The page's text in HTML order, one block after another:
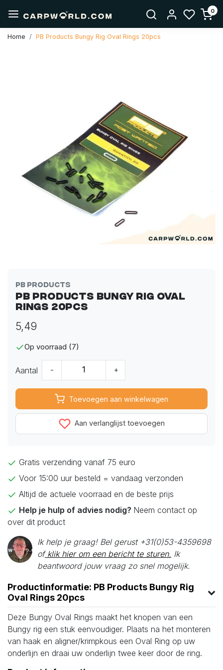
0
Home PB Products Bungy Rig Oval Rings 20pcs
PB Products
PB Products Bungy Rig Oval
Rings 20pcs
5,49
Op voorraad (7)
Aantal - +
Toevoegen aan winkelwagen
Aan verlanglijst toevoegen
Gratis verzending vanaf 75 euro
Voor 15:00 uur besteld = vandaag verzonden
Altijd de actuele voorraad en de beste prijs
Help je hulp of advies nodig? Neem contact op
over dit product
Ik help je graag! Bel gerust +31(0)53-4359698
ofklik hier om een bericht te sturen. Ik
beantwoord jouw vraag zo snel mogelijk.
Productinformatie: PB Products Bungy Rig
Oval Rings 20pcs
Deze Bungy Oval Rings maakt het knopen van een
Bungy rig een stuk eenvoudiger. Plaats na het monteren
van haak en aligner/krimpkous een Oval Ring op uw
onderlijn en draai uw onderlijn twee keer door de ring.